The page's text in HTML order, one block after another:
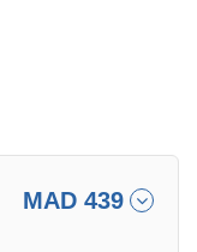
MAD 439